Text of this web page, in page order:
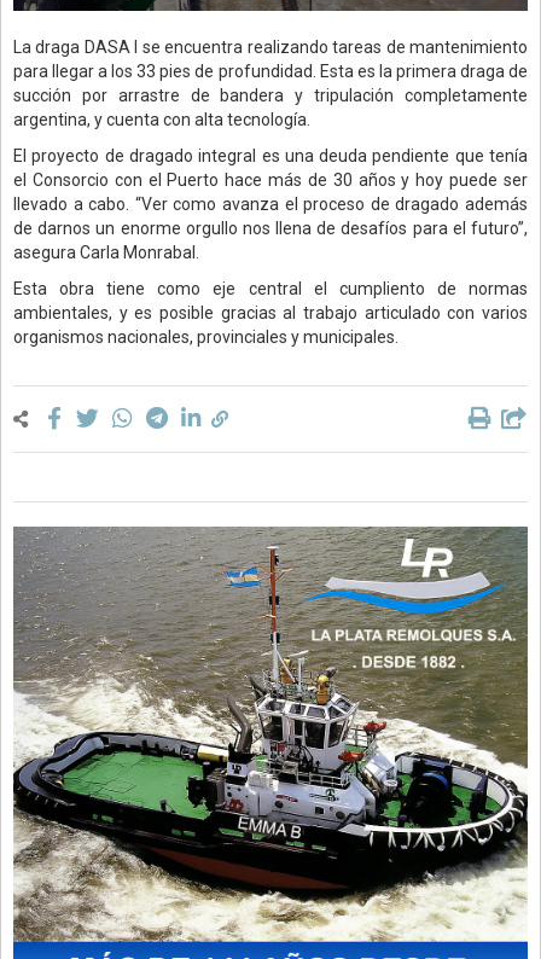
La draga DASA I se encuentra realizando tareas de mantenimiento
para llegar a los 33 pies de profundidad. Esta es la primera draga de
succión por arrastre de bandera y tripulación completamente
argentina, y cuenta con alta tecnología.
El proyecto de dragado integral es una deuda pendiente que tenía
el Consorcio con el Puerto hace más de 30 años y hoy puede ser
llevado a cabo. “Ver como avanza el proceso de dragado además
de darnos un enorme orgullo nos llena de desafíos para el futuro”,
asegura Carla Monrabal.
Esta obra tiene como eje central el cumpliento de normas
ambientales, y es posible gracias al trabajo articulado con varios
organismos nacionales, provinciales y municipales.